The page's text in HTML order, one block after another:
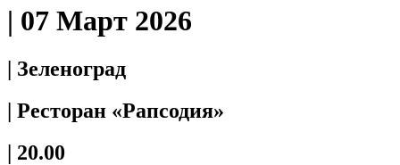
| 07 Март 2026
| Зеленоград
| Ресторан «Рапсодия»
| 20.00